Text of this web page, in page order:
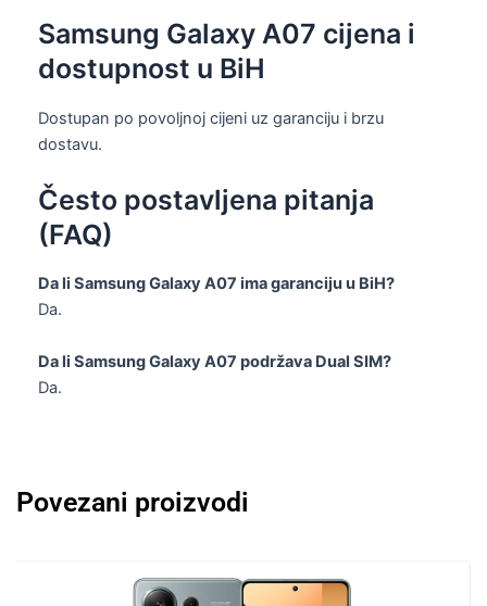
Samsung Galaxy A07 cijena i
dostupnost u BiH
Dostupan po povoljnoj cijeni uz garanciju i brzu
dostavu.
Često postavljena pitanja
(FAQ)
Da li Samsung Galaxy A07 ima garanciju u BiH?
Da.
Da li Samsung Galaxy A07 podržava Dual SIM?
Da.
Povezani proizvodi